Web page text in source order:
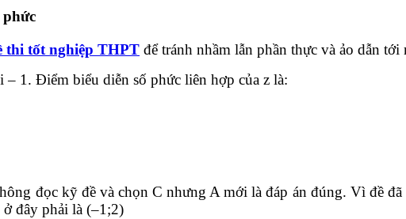
thi tốt nghiệp THPT để tránh nhầm lẫn phần thực và ảo dẫn
1. Điểm biểu diễn số phức liên hợp của z là:
đọc kỹ đề và chọn C nhưng A mới là đáp án đúng. Vì đề
đây phải là (–1;2)